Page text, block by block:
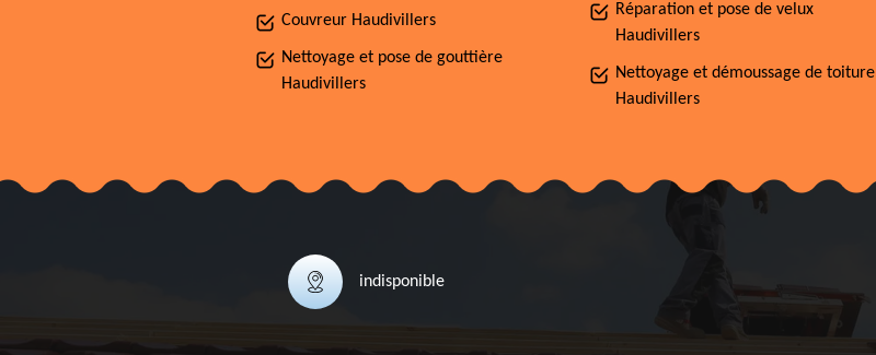
Couvreur Haudivillers
Nettoyage et pose de gouttière
Haudivillers
Réparation et pose de velux
Haudivillers
Nettoyage et démoussage de toiture
Haudivillers
indisponible